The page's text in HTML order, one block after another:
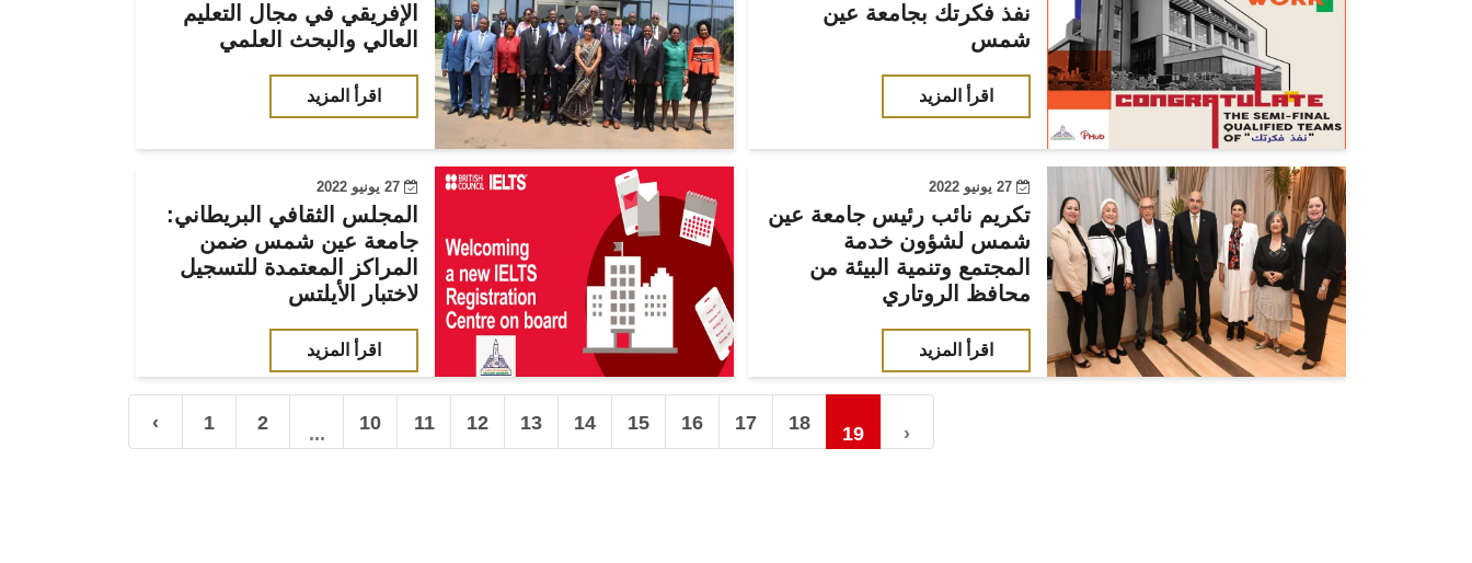
نفذ فكرتك بجامعة عين
شمس
اقرأ المزيد
الإفريقي في مجال التعليم
العالي والبحث العلمي
اقرأ المزيد
27 يونيو 2022
تكريم نائب رئيس جامعة عين
شمس لشؤون خدمة
المجتمع وتنمية البيئة من
محافظ الروتاري
اقرأ المزيد
27 يونيو 2022
المجلس الثقافي البريطاني:
جامعة عين شمس ضمن
المراكز المعتمدة للتسجيل
لاختبار الأيلتس
اقرأ المزيد
‹ 1 2 ... 10 11 12 13 14 15 16 17 18 19 ›